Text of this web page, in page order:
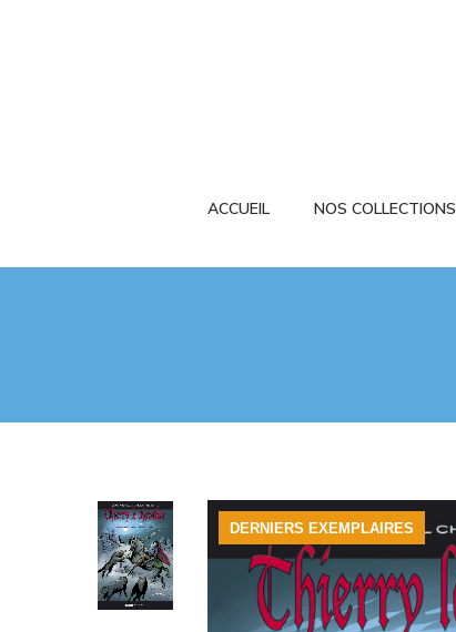
ACCUEIL NOS COLLECTIONS
DERNIERS EXEMPLAIRES